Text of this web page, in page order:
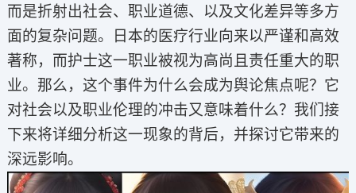
而是折射出社会、职业道德、以及文化差异等多方
面的复杂问题。日本的医疗行业向来以严谨和高效
著称，而护士这一职业被视为高尚且责任重大的职
业。那么，这个事件为什么会成为舆论焦点呢？它
对社会以及职业伦理的冲击又意味着什么？我们接
下来将详细分析这一现象的背后，并探讨它带来的
深远影响。